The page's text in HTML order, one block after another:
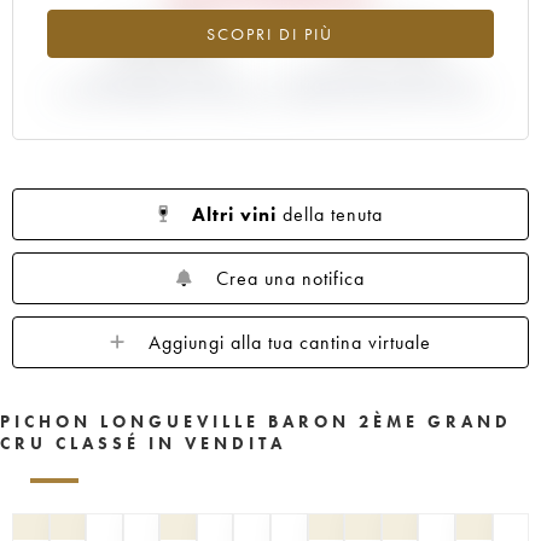
1954
SCOPRI DI PIÙ
-18.29% -15.79%
Altri vini della tenuta
Crea una notifica
Aggiungi alla tua cantina virtuale
PICHON LONGUEVILLE BARON 2ÈME GRAND
CRU CLASSÉ IN VENDITA